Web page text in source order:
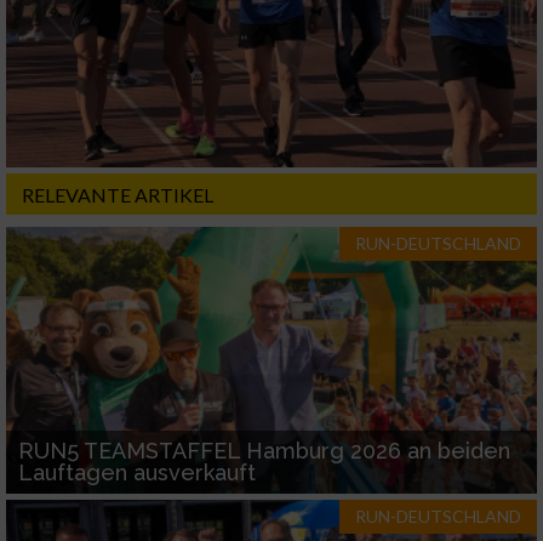
RELEVANTE ARTIKEL
RUN-DEUTSCHLAND
RUN5 TEAMSTAFFEL Hamburg 2026 an beiden
Lauftagen ausverkauft
RUN-DEUTSCHLAND
Nicht-IAB-Verarbeitungszwecke:
Notwendig
Performance
Funktional
Werbung